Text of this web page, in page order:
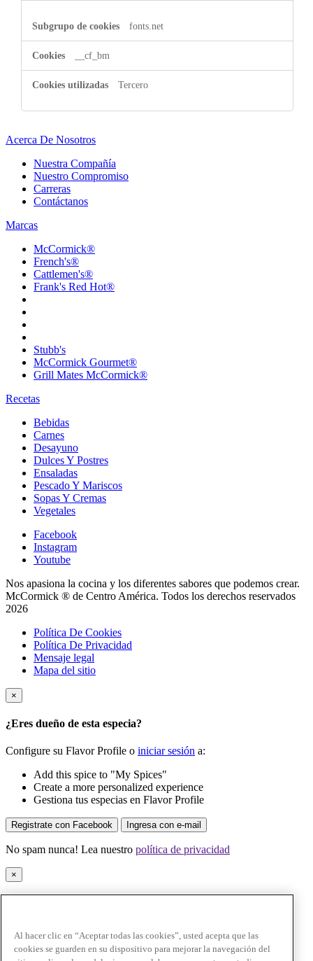
fonts.net
__cf_bm
Tercero
Acerca De Nosotros
Nuestra Compañía
Nuestro Compromiso
Carreras
Contáctanos
Marcas
McCormick®
French's®
Cattlemen's®
Frank's Red Hot®
Stubb's
McCormick Gourmet®
Grill Mates McCormick®
Recetas
Bebidas
Carnes
Desayuno
Dulces Y Postres
Ensaladas
Pescado Y Mariscos
Sopas Y Cremas
Vegetales
Facebook
Instagram
Youtube
Nos apasiona la cocina y los diferentes sabores que podemos crear.
McCormick ® de Centro América. Todos los derechos reservados
2026
Política De Cookies
Política De Privacidad
Mensaje legal
Mapa del sitio
×
¿Eres dueño de esta especia?
Configure su Flavor Profile o iniciar sesión a:
Add this spice to "My Spices"
Create a more personalized experience
Gestiona tus especias en Flavor Profile
Registrate con Facebook Ingresa con e-mail
No spam nunca! Lea nuestro política de privacidad
×
Esta especia ahora se ha agregado a su Flavor Profile, en "Mis
¡Ok lo tengo!
Al hacer clic en “Aceptar todas las cookies”, usted acepta que las
cookies se guarden en su dispositivo para mejorar la navegación del